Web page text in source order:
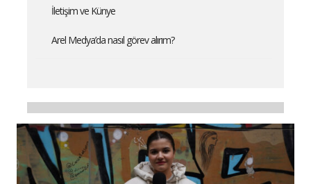
İletişim ve Künye
Arel Medya’da nasıl görev alırım?